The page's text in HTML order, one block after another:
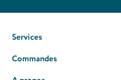
Services
Commandes